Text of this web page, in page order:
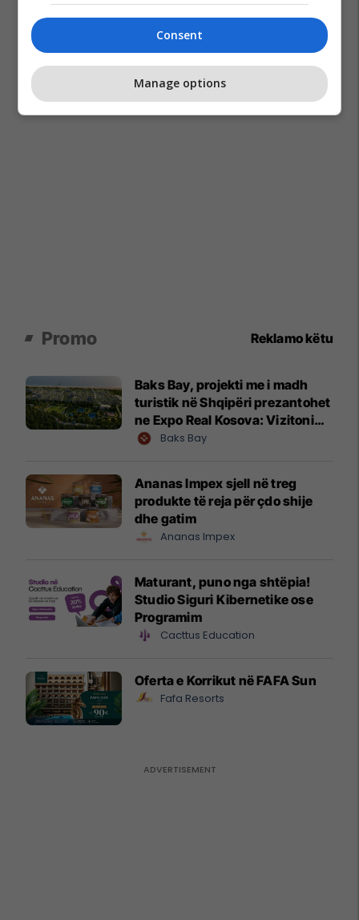
Promo Reklamo këtu
Baks Bay, projekti me i madh
turistik në Shqipëri prezantohet
ne Expo Real Kosova: Vizitoni
shtandin dhe zbuloni
Baks Bay
Ananas Impex sjell në treg
produkte të reja për çdo shije
dhe gatim
Ananas Impex
Maturant, puno nga shtëpia!
Studio Siguri Kibernetike ose
Programim
Cacttus Education
Oferta e Korrikut në FAFA Sun
Fafa Resorts
Consent
Manage options